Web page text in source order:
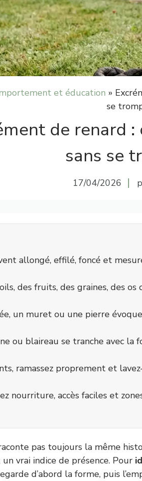
et éducation »
se
de renard
sans se
17/04/2026
allongé, effilé, foncé et
des fruits, des graines, des os
un muret ou une pierre
ou blaireau se tranche avec la
ramassez proprement et
nourriture, accès faciles et
pas toujours la même
un vrai indice de présence. Pour
d’abord la forme, puis